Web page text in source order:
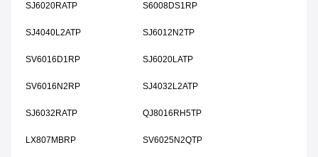
SJ6020RATP S6008DS1RP
SJ4040L2ATP SJ6012N2TP
SV6016D1RP SJ6020LATP
SV6016N2RP SJ4032L2ATP
SJ6032RATP QJ8016RH5TP
LX807MBRP SV6025N2QTP